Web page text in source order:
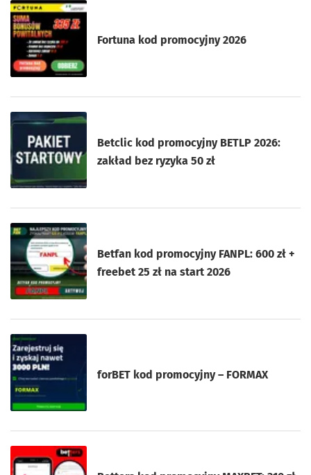
Fortuna kod promocyjny 2026
Betclic kod promocyjny BETLP 2026:
zakład bez ryzyka 50 zł
Betfan kod promocyjny FANPL: 600 zł +
freebet 25 zł na start 2026
forBET kod promocyjny – FORMAX